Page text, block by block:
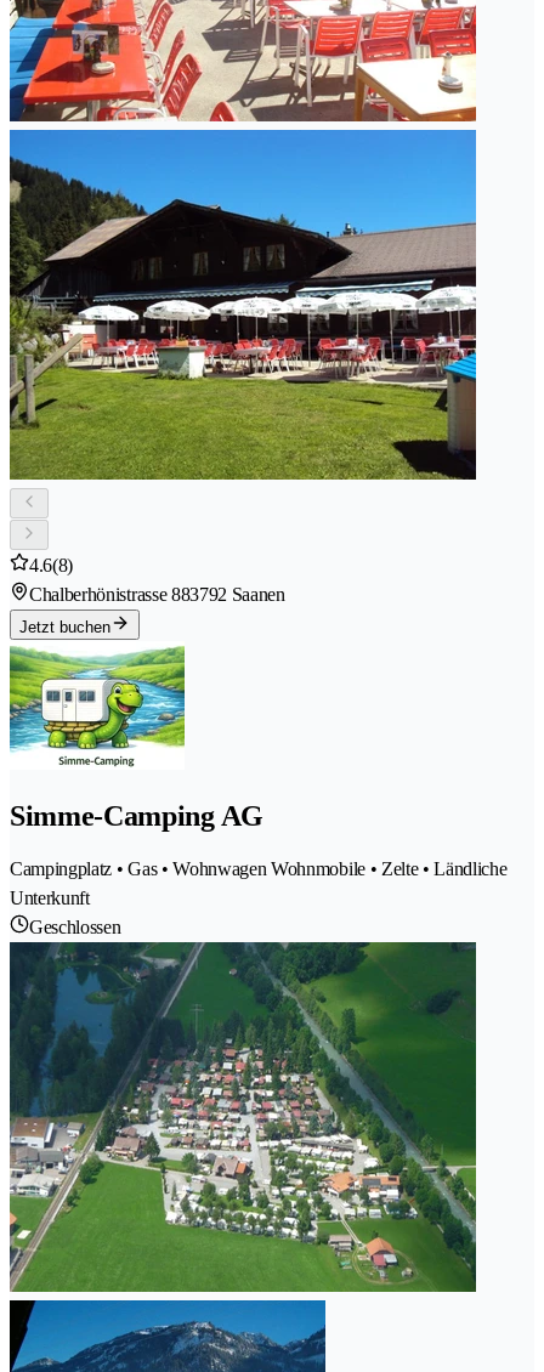
4.6(8)
Chalberhönistrasse 883792 Saanen
Jetzt buchen
Simme-Camping AG
Campingplatz • Gas • Wohnwagen Wohnmobile • Zelte • Ländliche
Unterkunft
Geschlossen